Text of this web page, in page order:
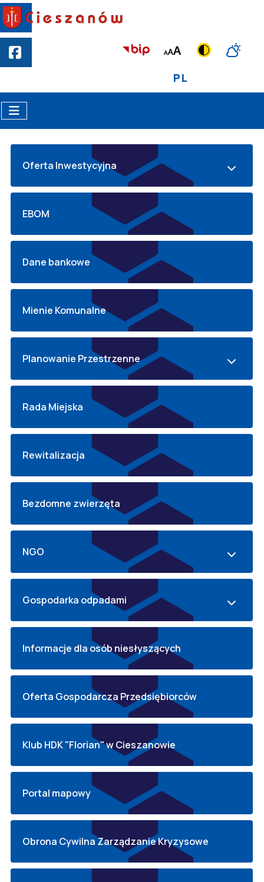
PL
Oferta Inwestycyjna
EBOM
Dane bankowe
Mienie Komunalne
Planowanie Przestrzenne
Rada Miejska
Rewitalizacja
Bezdomne zwierzęta
NGO
Gospodarka odpadami
Informacje dla osób niesłyszących
Oferta Gospodarcza Przedsiębiorców
Klub HDK "Florian" w Cieszanowie
Portal mapowy
Obrona Cywilna Zarządzanie Kryzysowe